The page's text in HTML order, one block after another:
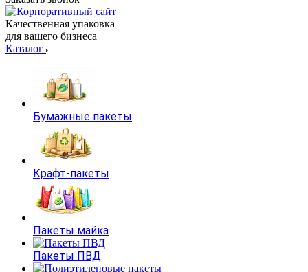
Качественная упаковка
для вашего бизнеса
Каталог
Бумажные пакеты
Крафт-пакеты
Пакеты майка
Пакеты ПВД